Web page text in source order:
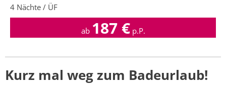
4 Nächte / ÜF
ab 187€ p.P.
Kurz mal weg zum Badeurlaub!